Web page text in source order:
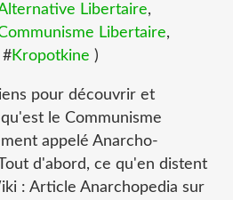
Libertaire,
Libertaire,
#Kropotkine )
pour découvrir et
le Communisme
appelé Anarcho-
d'abord, ce qu'en distent
: Article Anarchopedia sur